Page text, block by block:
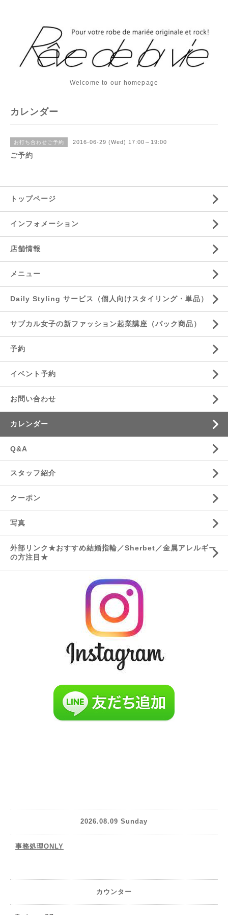
Welcome to our homepage
カレンダー
お打ち合わせご予約 2016-06-29 (Wed) 17:00～19:00
ご予約
トップページ
インフォメーション
店舗情報
メニュー
Daily Styling サービス（個人向けスタイリング・単品）
サブカル女子の新ファッション起業講座（パック商品）
予約
イベント予約
お問い合わせ
カレンダー
Q&A
スタッフ紹介
クーポン
写真
外部リンク★おすすめ結婚指輪／Sherbet／金属アレルギー
の方注目★
2026.08.09 Sunday
事務処理ONLY
カウンター